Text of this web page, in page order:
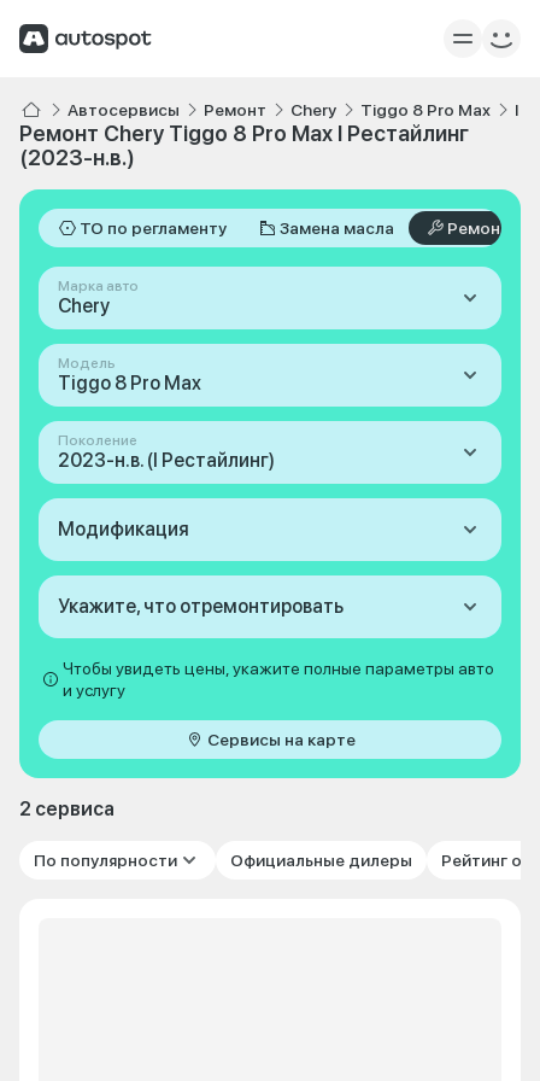
Автосервисы Ремонт Chery Tiggo 8 Pro Max I
Ремонт Chery Tiggo 8 Pro Max I Рестайлинг
(2023-н.в.)
ТО по регламенту Замена масла Ремонт
Марка авто
Chery
Модель
Tiggo 8 Pro Max
Поколение
2023-н.в. (I Рестайлинг)
Модификация
Укажите, что отремонтировать
Чтобы увидеть цены, укажите полные параметры авто
и услугу
Сервисы на карте
2 сервиса
По популярности Официальные дилеры Рейтинг